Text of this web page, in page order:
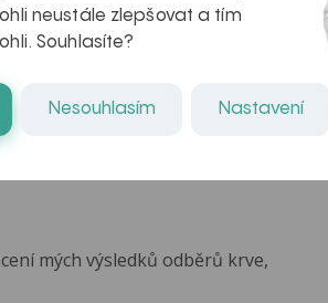
kteří ji...
mých výsledků odběrů krve,
neustále zlepšovat a tím
Souhlasíte?
Nesouhlasím Nastavení